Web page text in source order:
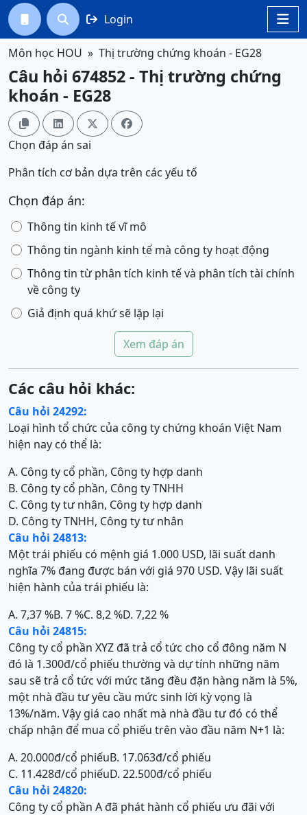

  Login
Môn học HOU Thị trường chứng khoán - EG28
Câu hỏi 674852 - Thị trường chứng
khoán - EG28
   
Chọn đáp án sai
Phân tích cơ bản dựa trên các yếu tố
Chọn đáp án:
Thông tin kinh tế vĩ mô
Thông tin ngành kinh tế mà công ty hoạt động
Thông tin từ phân tích kinh tế và phân tích tài chính
về công ty
Giả định quá khứ sẽ lặp lại
Xem đáp án
Các câu hỏi khác:
Câu hỏi 24292:
Loại hình tổ chức của công ty chứng khoán Việt Nam
hiện nay có thể là:
A. Công ty cổ phần, Công ty hợp danh
B. Công ty cổ phần, Công ty TNHH
C. Công ty tư nhân, Công ty hợp danh
D. Công ty TNHH, Công ty tư nhân
Câu hỏi 24813:
Một trái phiếu có mệnh giá 1.000 USD, lãi suất danh
nghĩa 7% đang được bán với giá 970 USD. Vậy lãi suất
hiện hành của trái phiếu là:
A. 7,37 %B. 7 %C. 8,2 %D. 7,22 %
Câu hỏi 24815:
Công ty cổ phần XYZ đã trả cổ tức cho cổ đông năm N
đó là 1.300đ/cổ phiếu thường và dự tính những năm
sau sẽ trả cổ tức với mức tăng đều đặn hàng năm là 5%,
một nhà đầu tư yêu cầu mức sinh lời kỳ vọng là
13%/năm. Vậy giá cao nhất mà nhà đầu tư đó có thể
chấp nhận để mua cổ phiếu trên vào đầu năm N+1 là:
A. 20.000đ/cổ phiếuB. 17.063đ/cổ phiếu
C. 11.428đ/cổ phiếuD. 22.500đ/cổ phiếu
Câu hỏi 24820:
Công ty cổ phần A đã phát hành cổ phiếu ưu đãi với